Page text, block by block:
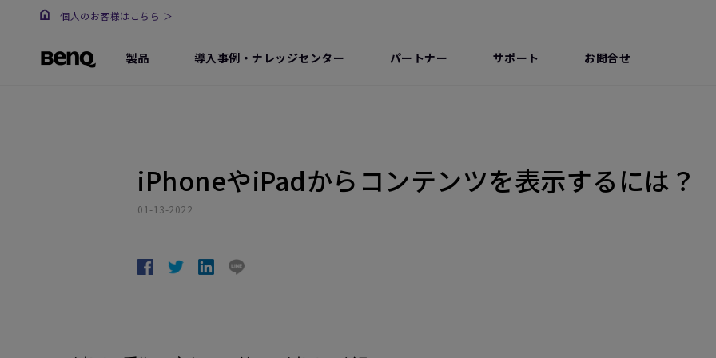
個人のお客様はこちら ＞
製品 導入事例・ナレッジセンター パートナー サポート お問合せ
iPhoneやiPadからコンテンツを表示するには？
01-13-2022